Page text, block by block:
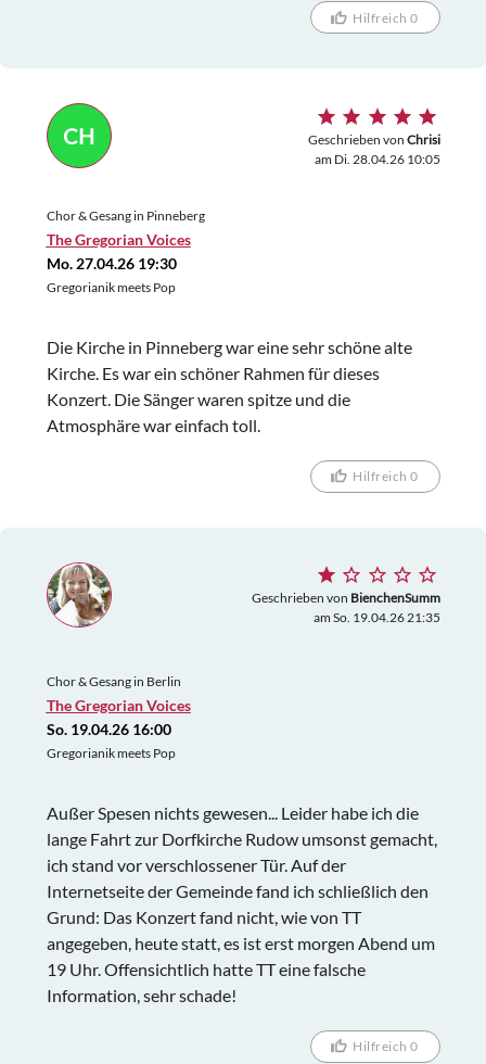
Hilfreich 0
CH Geschrieben von Chrisi
am Di. 28.04.26 10:05
Chor & Gesang in Pinneberg
The Gregorian Voices
Mo. 27.04.26 19:30
Gregorianik meets Pop
Die Kirche in Pinneberg war eine sehr schöne alte
Kirche. Es war ein schöner Rahmen für dieses
Konzert. Die Sänger waren spitze und die
Atmosphäre war einfach toll.
Hilfreich 0
Geschrieben von BienchenSumm
am So. 19.04.26 21:35
Chor & Gesang in Berlin
The Gregorian Voices
So. 19.04.26 16:00
Gregorianik meets Pop
Außer Spesen nichts gewesen... Leider habe ich die
lange Fahrt zur Dorfkirche Rudow umsonst gemacht,
ich stand vor verschlossener Tür. Auf der
Internetseite der Gemeinde fand ich schließlich den
Grund: Das Konzert fand nicht, wie von TT
angegeben, heute statt, es ist erst morgen Abend um
19 Uhr. Offensichtlich hatte TT eine falsche
Information, sehr schade!
Hilfreich 0